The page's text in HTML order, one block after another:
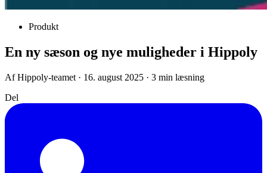
Produkt
En ny sæson og nye muligheder i Hippoly
Af Hippoly-teamet · 16. august 2025 · 3 min læsning
Del